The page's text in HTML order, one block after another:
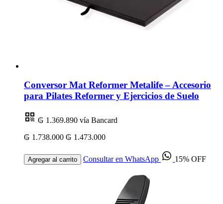
Conversor Mat Reformer Metalife – Accesorio
para Pilates Reformer y Ejercicios de Suelo
₲ 1.369.890 vía Bancard
₲ 1.738.000 ₲ 1.473.000
Agregar al carrito Consultar en WhatsApp 15% OFF